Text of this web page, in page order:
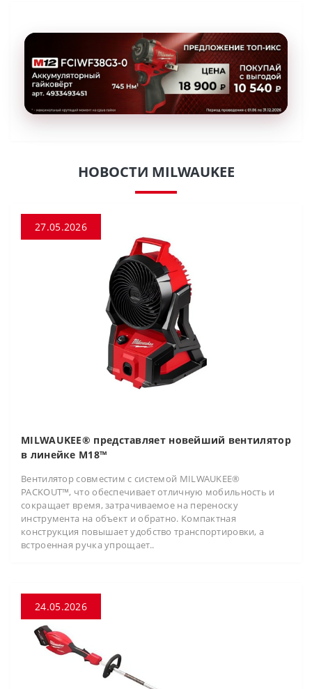
НОВОСТИ MILWAUKEE
27.05.2026
MILWAUKEE® представляет новейший вентилятор
в линейке M18™
Вентилятор совместим с системой MILWAUKEE®
PACKOUT™, что обеспечивает отличную мобильность и
сокращает время, затрачиваемое на переноску
инструмента на объект и обратно. Компактная
конструкция повышает удобство транспортировки, а
встроенная ручка упрощает..
24.05.2026